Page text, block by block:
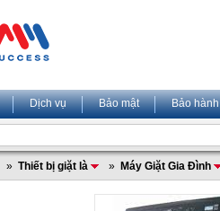
Dịch vụ Bảo mật Bảo hành
» Thiết bị giặt là » Máy Giặt Gia Đình